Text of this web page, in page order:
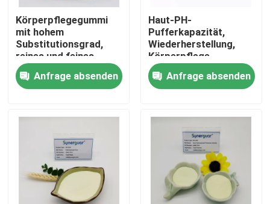
Werksbesichtigung
Qualitätskontrolle
Kontakt mit uns
Angebot anfordern
Körperpflegegummi
mit hohem
Substitutionsgrad,
reines und feines
Pulver, kühl
aufbewahren
Anfrage absenden
Haut-PH-
Pufferkapazität,
Wiederherstellung,
Körperpflege,
Zahnfleisch, 24
Monate Haltbarkeit
Anfrage absenden